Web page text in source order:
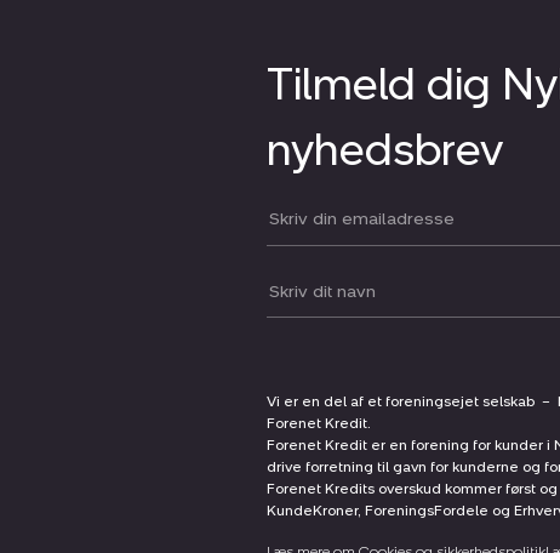
Tilmeld dig
nyhedsbrev
Din email:
Dit navn:
Vi er en del af et foreningsejet selskab –
Forenet Kredit.
Forenet Kredit er en forening for kunder
drive forretning til gavn for kunderne og
Forenet Kredits overskud kommer først
KundeKroner, ForeningsFordele og